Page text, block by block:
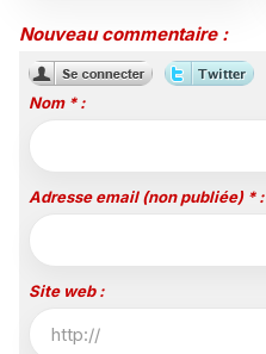
Nouveau commentaire :
Nom * :
Adresse email (non publiée) * :
Site web :